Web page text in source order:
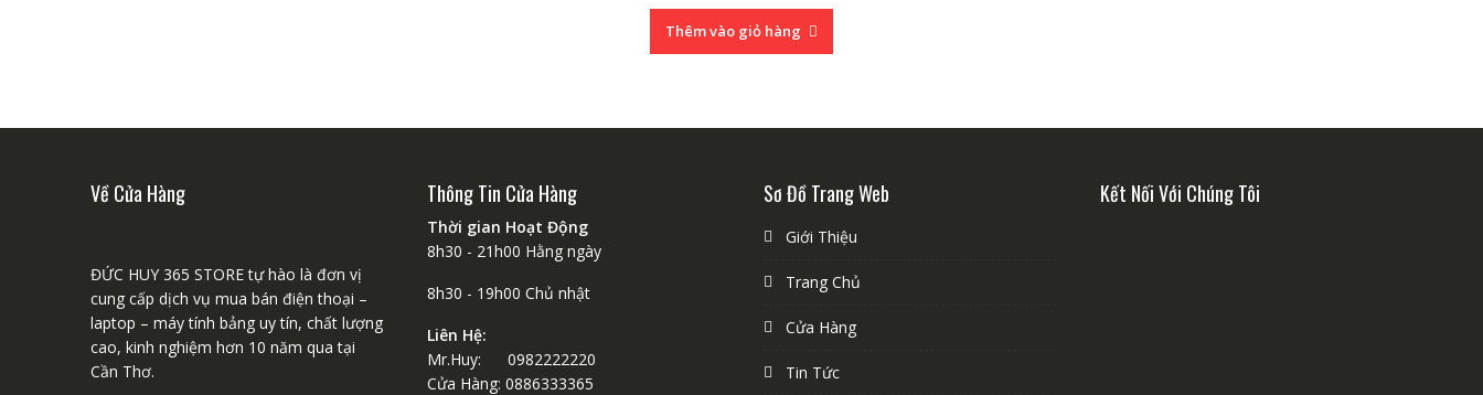
Thêm vào giỏ hàng
Về Cửa Hàng
ĐỨC HUY 365 STORE tự hào là đơn vị
cung cấp dịch vụ mua bán điện thoại –
laptop – máy tính bảng uy tín, chất lượng
cao, kinh nghiệm hơn 10 năm qua tại
Cần Thơ.
Thông Tin Cửa Hàng
Thời gian Hoạt Động
8h30 - 21h00 Hằng ngày
8h30 - 19h00 Chủ nhật
Liên Hệ:
Mr.Huy: 0982222220
Cửa Hàng: 0886333365
Sơ Đồ Trang Web
Giới Thiệu
Trang Chủ
Cửa Hàng
Tin Tức
Kết Nối Với Chúng Tôi